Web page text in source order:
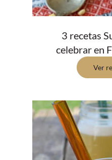
3 recetas
celebrar en
Ver